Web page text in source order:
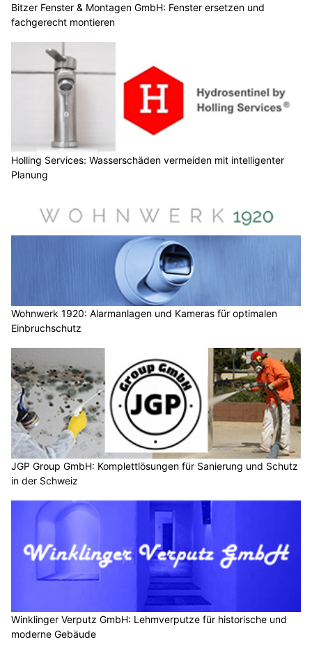
Bitzer Fenster & Montagen GmbH: Fenster ersetzen und
fachgerecht montieren
Holling Services: Wasserschäden vermeiden mit intelligenter
Planung
Wohnwerk 1920: Alarmanlagen und Kameras für optimalen
Einbruchschutz
JGP Group GmbH: Komplettlösungen für Sanierung und Schutz
in der Schweiz
Winklinger Verputz GmbH: Lehmverputze für historische und
moderne Gebäude